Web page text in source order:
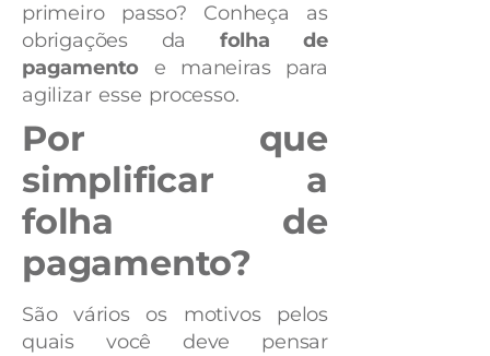
primeiro passo? Conheça as
obrigações da folha de
pagamento e maneiras para
agilizar esse processo.
Por que
simplificar a
folha de
pagamento?
São vários os motivos pelos
quais você deve pensar